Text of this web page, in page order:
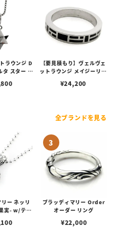
ラウンジ D
スター ペ
【要見積もり】ヴェルヴェ
ットラウンジ メイジーリン
¥24,200
全ブランドを見る
ー ネッリ
実- w/ティ
ブラッディマリー Order
オーダー リング
¥22,000